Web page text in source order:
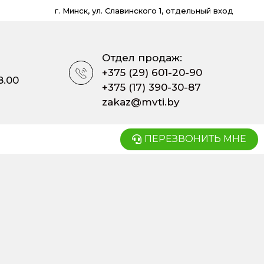
г. Минск, ул. Славинского 1, отдельный вход
Отдел продаж:
+375 (29) 601-20-90
+375 (17) 390-30-87
zakaz@mvti.by
ПЕРЕЗВОНИТЬ МНЕ